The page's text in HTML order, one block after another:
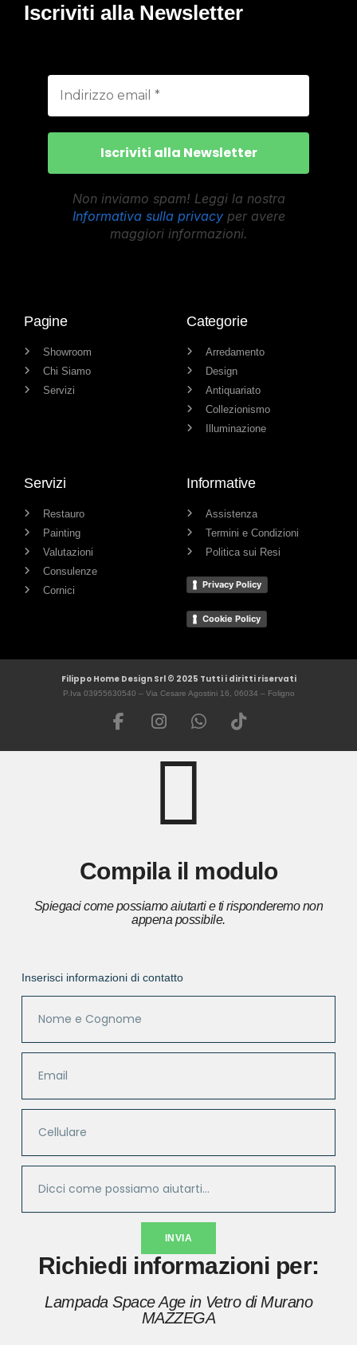
Iscriviti alla Newsletter
Non inviamo spam! Leggi la nostra
Informativa sulla privacyper avere
maggiori informazioni.
Pagine
Showroom
Chi Siamo
Servizi
Categorie
Arredamento
Design
Antiquariato
Collezionismo
Illuminazione
Servizi
Restauro
Painting
Valutazioni
Consulenze
Cornici
Informative
Assistenza
Termini e Condizioni
Politica sui Resi
Privacy Policy
Cookie Policy
Filippo Home Design Srl © 2025 Tutti i diritti riservati
P.Iva 03955630540 – Via Cesare Agostini 16, 06034 – Foligno
Compila il modulo
Spiegaci come possiamo aiutarti e ti risponderemo non
appena possibile.
Inserisci informazioni di contatto
INVIA
Richiedi informazioni per:
Lampada Space Age in Vetro di Murano
MAZZEGA